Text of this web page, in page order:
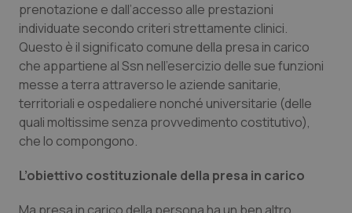
Provincia Autonoma di Bolzano
Provincia Autonoma di Trento
Puglia
Sardegna
Infezioni & Febbre
Ipertensione & Scompenso
Malattie rare
Malattia di Crohn & Rettocolite Ulcerosa
prenotazione e dall’accesso alle prestazioni
individuate secondo criteri strettamente clinici.
Questo è il significato comune della presa in carico
che appartiene al Ssn nell’esercizio delle sue funzioni
messe a terra attraverso le aziende sanitarie,
territoriali e ospedaliere nonché universitarie (delle
quali moltissime senza provvedimento costitutivo),
che lo compongono.
L’obiettivo costituzionale della presa in carico